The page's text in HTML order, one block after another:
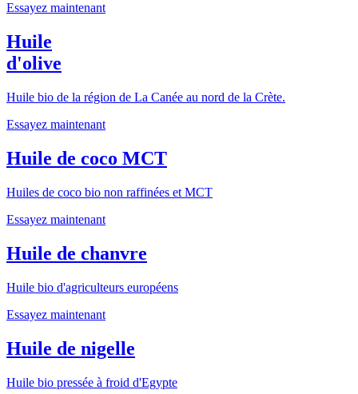
Essayez maintenant
Huile
d'olive
Huile bio de la région de La Canée au nord de la Crète.
Essayez maintenant
Huile de coco MCT
Huiles de coco bio non raffinées et MCT
Essayez maintenant
Huile de chanvre
Huile bio d'agriculteurs européens
Essayez maintenant
Huile de nigelle
Huile bio pressée à froid d'Egypte